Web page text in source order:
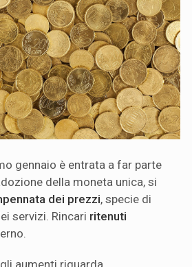
gennaio è entrata a far parte
della moneta unica, si
dei prezzi, specie di
servizi. Rincari ritenuti